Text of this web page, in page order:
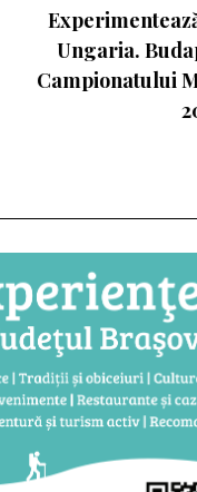
turismul
Budapesta va fi
Mondial de